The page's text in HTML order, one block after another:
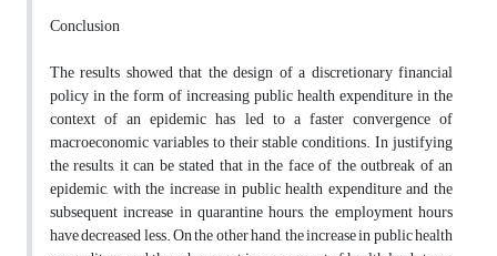
Conclusion
The results showed that the design of a discretionary financial
policy in the form of increasing public health expenditure in the
context of an epidemic has led to a faster convergence of
macroeconomic variables to their stable conditions. In justifying
the results, it can be stated that in the face of the outbreak of an
epidemic, with the increase in public health expenditure and the
subsequent increase in quarantine hours, the employment hours
have decreased less. On the other hand, the increase in public health